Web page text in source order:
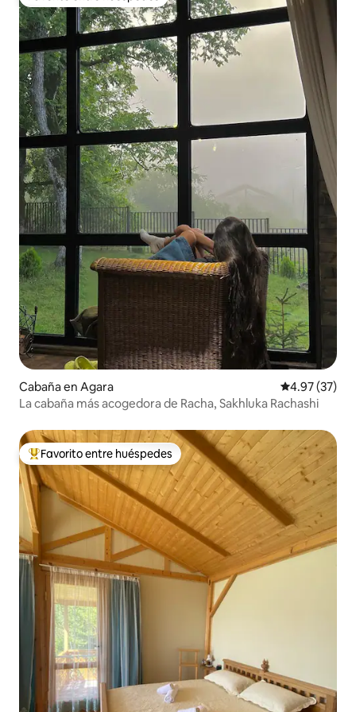
Cabaña en Agara Calificación
4.97 (37)
La cabaña más acogedora de Racha, Sakhluka Rachashi
Favorito entre huéspedes preferido
Favorito entre huéspedes